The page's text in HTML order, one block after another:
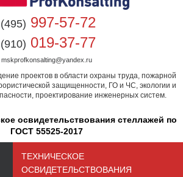
997-57-72
019-37-77
mskprofkonsalting@yandex.ru
проектов в области охраны труда, пожарной
защищенности, ГО и ЧС, экологии и
проектирование инженерных систем.
освидетельствования стеллажей по
ГОСТ 55525-2017
ТЕХНИЧЕСКОЕ
ОСВИДЕТЕЛЬСТВОВАНИЯ